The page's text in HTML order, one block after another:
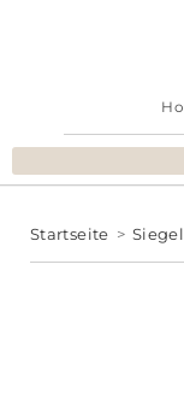
Startseite >